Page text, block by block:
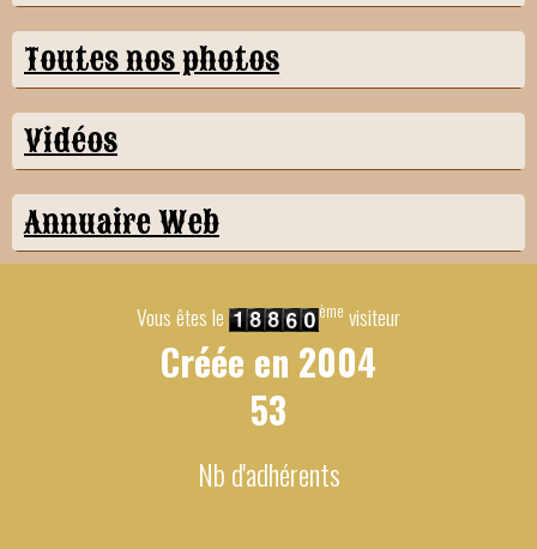
Toutes nos photos
Vidéos
Annuaire Web
Vous êtes le ème visiteur
Créée en 2004
53
Nb d'adhérents